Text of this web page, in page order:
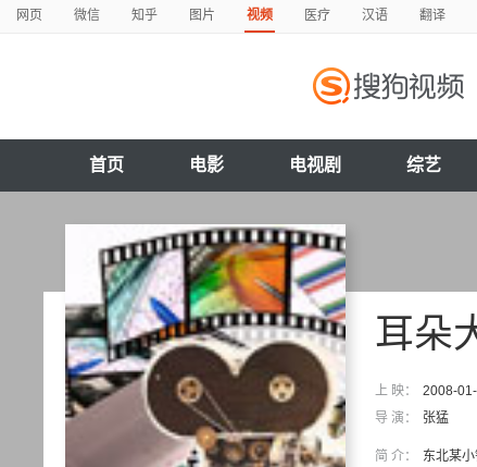
网页 微信 知乎 图片 视频 医疗 汉语 翻译
首页 电影 电视剧 综艺
耳朵
上 映： 2008-
导 演：
张猛
简 介：
东北某